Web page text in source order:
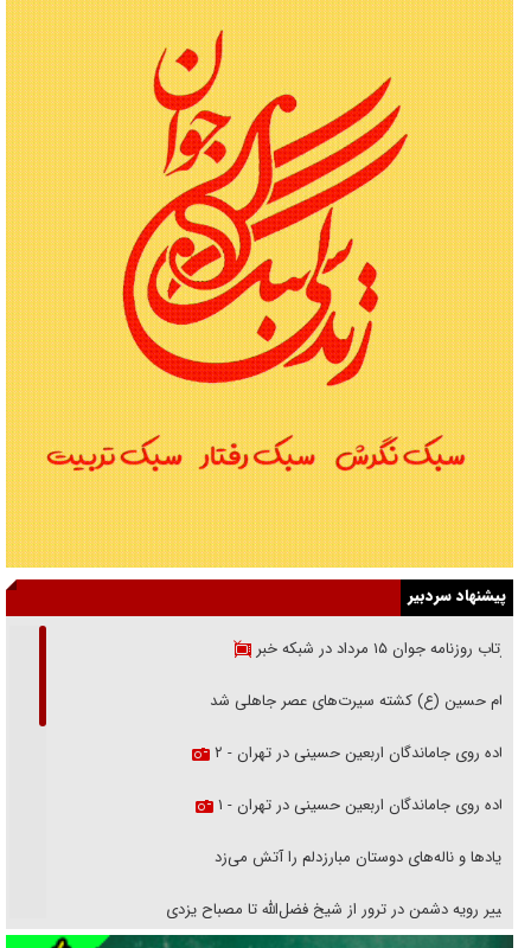
پیشنهاد سردبیر
بازتاب روزنامه جوان ۱۵ مرداد در شبکه خبر
امام حسین (ع) کشته سیرت‌های عصر جاهلی شد
پیاده روی جاماندگان اربعین حسینی در تهران - ۲
پیاده روی جاماندگان اربعین حسینی در تهران - ۱
فریاد‌ها و ناله‌های دوستان مبارزدلم را آتش می‌زد
تغییر رویه دشمن در ترور از شیخ فضل‌الله تا مصباح یزدی